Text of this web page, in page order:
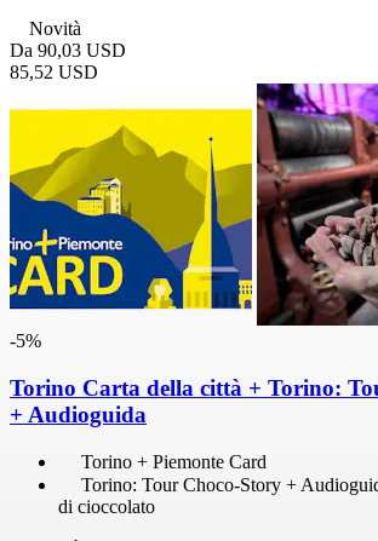
Novità
Da 90,03 USD
85,52 USD
-5%
Torino Carta della città + Torino:
+ Audioguida
Torino + Piemonte Card
Torino: Tour Choco-Story +
di cioccolato